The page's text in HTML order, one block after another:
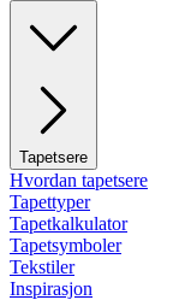
Tapetsere
Hvordan tapetsere
Tapettyper
Tapetkalkulator
Tapetsymboler
Tekstiler
Inspirasjon